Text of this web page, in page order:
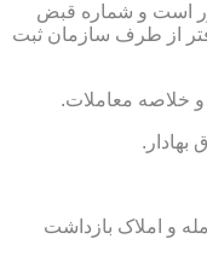
است و شماره قبض
از طرف سازمان ثبت
و املاک بازداشت